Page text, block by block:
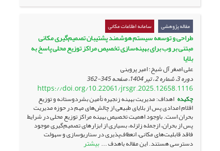
مقاله پژوهشی سامانه اطلاعات مکانی
طراحی و توسعه سیستم هوشمند پشتیبان تصمیم‌گیری مکانی
مبتنی بر وب برای بهینه‌سازی تخصیص مراکز توزیع محلی پاسخ به
بلایا
علی اصغر آل شیخ؛ امیر پروینی
دوره 3، شماره 2 ، تیر 1404، صفحه 345-362
https://doi.org/10.22061/jrsgr.2025.12658.1116
چکیده اهداف: مدیریت بهینه زنجیره تأمین بشردوستانه و توزیع
اقلام امدادی پس از بلایای طبیعی از چالش‌های مهم در حوزه مدیریت
بحران است. باوجود اهمیت تخصیص بهینه مراکز توزیع محلی در شرایط
پس از بحران، ازجمله زلزله، بسیاری از ابزارهای تصمیم‌گیری موجود
فاقد قابلیت‌های مکانی، انعطاف‌پذیری در سناریوسازی و سهولت
دسترسی هستند. این مقاله باهدف ... بیشتر